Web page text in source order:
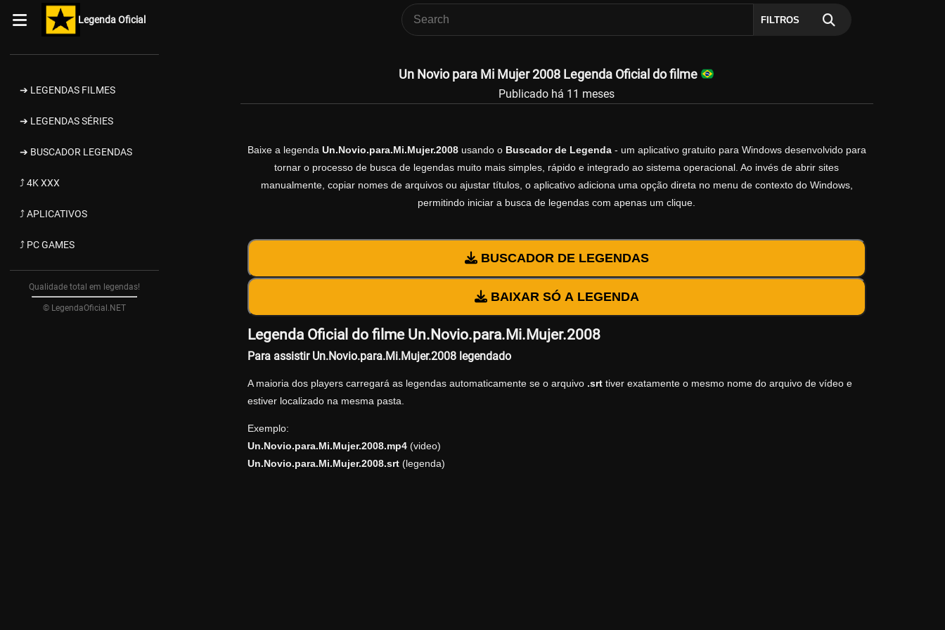
Legenda Oficial FILTROS
➔ LEGENDAS FILMES
➔ LEGENDAS SÉRIES
➔ BUSCADOR LEGENDAS
⤴ 4K XXX
⤴ APLICATIVOS
⤴ PC GAMES
Qualidade total em legendas!
© LegendaOficial.NET
Un Novio para Mi Mujer 2008 Legenda Oficial do filme
Publicado há 11 meses
Baixe a legenda Un.Novio.para.Mi.Mujer.2008usando o Buscador de Legenda- um aplicativo gratuito para Windows desenvolvido para
tornar o processo de busca de legendas muito mais simples, rápido e integrado ao sistema operacional. Ao invés de abrir sites
manualmente, copiar nomes de arquivos ou ajustar títulos, o aplicativo adiciona uma opção direta no menu de contexto do Windows,
permitindo iniciar a busca de legendas com apenas um clique.
BUSCADOR DE LEGENDAS
BAIXAR SÓ A LEGENDA
Legenda Oficial do filme Un.Novio.para.Mi.Mujer.2008
Para assistir Un.Novio.para.Mi.Mujer.2008 legendado
A maioria dos players carregará as legendas automaticamente se o arquivo .srttiver exatamente o mesmo nome do arquivo de vídeo e
estiver localizado na mesma pasta.
Exemplo:
Un.Novio.para.Mi.Mujer.2008.mp4(video)
Un.Novio.para.Mi.Mujer.2008.srt(legenda)